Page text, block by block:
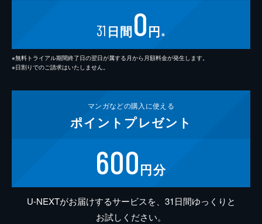
31 日間0円 ※
※無料トライアル期間終了日の翌日が属する月から月額料金が発生します。
※日割りでのご請求はいたしません。
マンガなどの購入に使える
ポイント プレゼント
600円分
U-NEXTがお届けするサービスを、31日間ゆっくりと
お試しください。